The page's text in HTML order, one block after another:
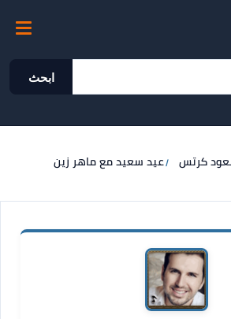
ابحث
كرتس عيد سعيد مع ماهر زين